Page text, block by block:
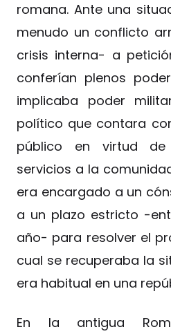
romana. Ante una
menudo un conflicto
crisis interna- a
conferían plenos
implicaba poder
político que contara
público en virtud
servicios a la
era encargado a un
a un plazo estricto -
año- para resolver el
cual se recuperaba la
era habitual en una
En la antigua